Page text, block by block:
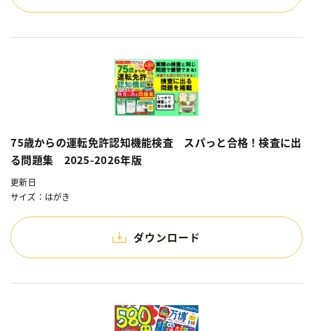
75歳からの運転免許認知機能検査 スパっと合格！検査に出
る問題集 2025-2026年版
更新日
サイズ：はがき
ダウンロード